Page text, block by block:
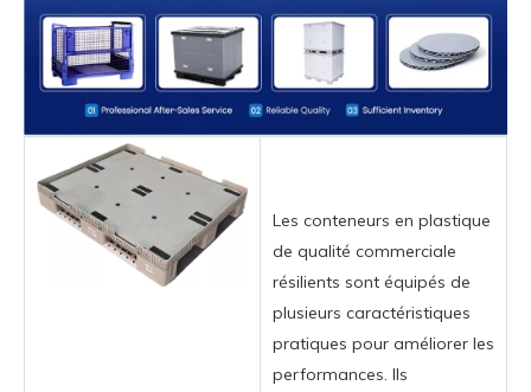
Les conteneurs en plastique
de qualité commerciale
résilients sont équipés de
plusieurs caractéristiques
pratiques pour améliorer les
performances. Ils